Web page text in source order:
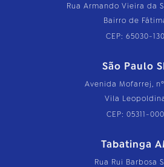
Rua Armando Vieira da
Bairro de
CEP: 65030-130
São Paulo
Avenida Mofarrej,
Vila
CEP: 05311-000
Tabatinga
Rua Rui Barbosa